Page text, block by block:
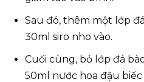
Sau đó, thêm một lớp
30ml siro nho vào.
Cuối cùng, bỏ lớp đá
50ml nước hoa đậu